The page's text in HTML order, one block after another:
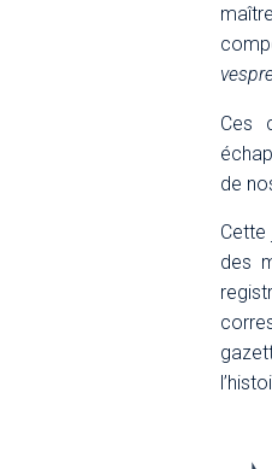
Ces
de
Cette
des